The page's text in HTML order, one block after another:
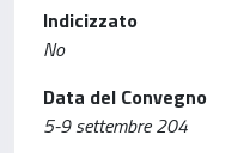
Indicizzato
No
Data del Convegno
5-9 settembre 204